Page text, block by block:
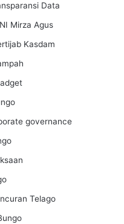
Data
Mirza Agus
Kasdam
governance
Telago